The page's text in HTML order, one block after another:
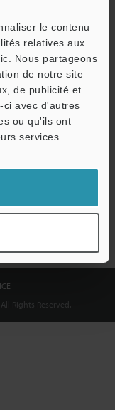
le contenu
relatives aux
Nous partageons
de notre site
de publicité et
ci avec d'autres
ou qu'ils ont
services.
Rights Reserved.